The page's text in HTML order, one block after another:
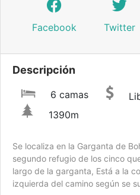
Facebook Twitter
Descripción
6 camas
1390m
Se localiza en la Garganta de
segundo refugio de los cinco
largo de la garganta, Está a la
izquierda del camino según se